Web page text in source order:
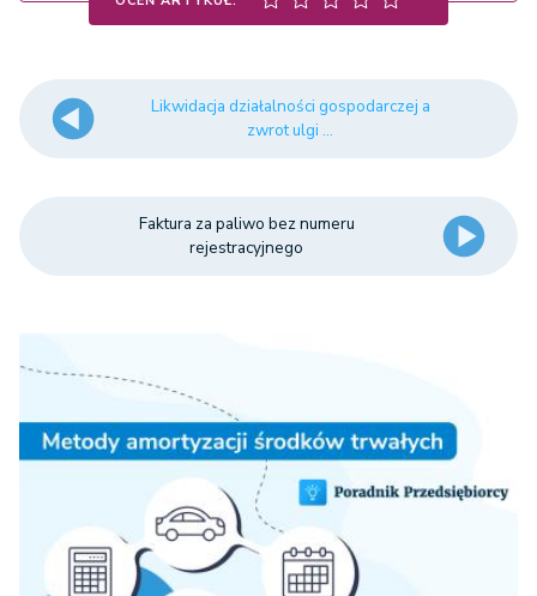
Likwidacja działalności gospodarczej a
zwrot ulgi ...
Faktura za paliwo bez numeru
rejestracyjnego